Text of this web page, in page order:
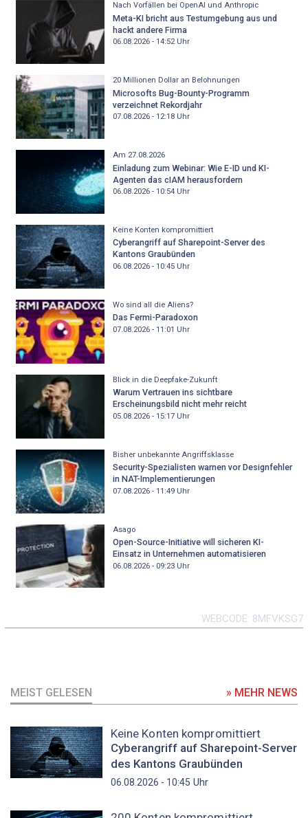
Nach Vorfällen bei OpenAI und Anthropic
Meta-KI bricht aus Testumgebung aus und
hackt andere Firma
06.08.2026 - 14:52Uhr
20 Millionen Dollar an Belohnungen
Microsofts Bug-Bounty-Programm
verzeichnet Rekordjahr
07.08.2026 - 12:18Uhr
Am 27.08.2026
Einladung zum Webinar: Wie E-ID und KI-
Agenten das cIAM herausfordern
06.08.2026 - 10:54Uhr
Keine Konten kompromittiert
Cyberangriff auf Sharepoint-Server des
Kantons Graubünden
06.08.2026 - 10:45Uhr
Wo sind all die Aliens?
Das Fermi-Paradoxon
07.08.2026 - 11:01 Uhr
Blick in die Deepfake-Zukunft
Warum Vertrauen ins sichtbare
Erscheinungsbild nicht mehr reicht
05.08.2026 - 15:17Uhr
Bisher unbekannte Angriffsklasse
Security-Spezialisten warnen vor Designfehler
in NAT-Implementierungen
07.08.2026 - 11:49Uhr
Asago
Open-Source-Initiative will sicheren KI-
Einsatz in Unternehmen automatisieren
06.08.2026 - 09:23Uhr
WEBCODE 8MFVKSG7
MEIST GELESEN » MEHR NEWS
Keine Konten kompromittiert
Cyberangriff auf Sharepoint-Server
des Kantons Graubünden
06.08.2026 - 10:45 Uhr